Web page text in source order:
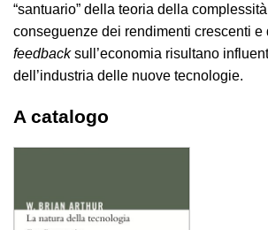
“santuario” della teoria della
conseguenze dei rendimenti crescenti e
feedbacksull’economia risultano
dell’industria delle nuove tecnologie.
A catalogo